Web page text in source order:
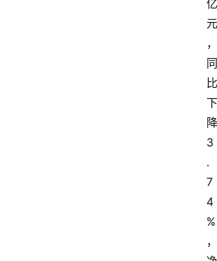
亿
元
，
同
比
下
降
3
.
7
4
%
，